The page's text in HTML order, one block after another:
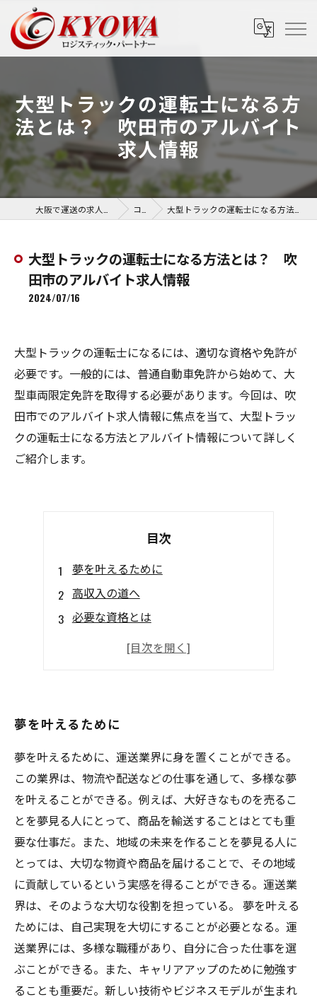
大型トラックの運転士になる方
法とは？ 吹田市のアルバイト
求人情報
コラム 大型トラックの運転士になる方法とは？ 吹田市のアルバイト求人情報
大型トラックの運転士になる方法とは？ 吹
田市のアルバイト求人情報
2024/07/16
大型トラックの運転士になるには、適切な資格や免許が
必要です。一般的には、普通自動車免許から始めて、大
型車両限定免許を取得する必要があります。今回は、吹
田市でのアルバイト求人情報に焦点を当て、大型トラッ
クの運転士になる方法とアルバイト情報について詳しく
ご紹介します。
目次
夢を叶えるために
高収入の道へ
必要な資格とは
安全運転のために
夢を叶えるために
夢を叶えるために、運送業界に身を置くことができる。
この業界は、物流や配送などの仕事を通して、多様な夢
を叶えることができる。例えば、大好きなものを売るこ
とを夢見る人にとって、商品を輸送することはとても重
要な仕事だ。また、地域の未来を作ることを夢見る人に
とっては、大切な物資や商品を届けることで、その地域
に貢献しているという実感を得ることができる。運送業
界は、そのような大切な役割を担っている。 夢を叶える
ためには、自己実現を大切にすることが必要となる。運
送業界には、多様な職種があり、自分に合った仕事を選
ぶことができる。また、キャリアアップのために勉強す
ることも重要だ。新しい技術やビジネスモデルが生まれ